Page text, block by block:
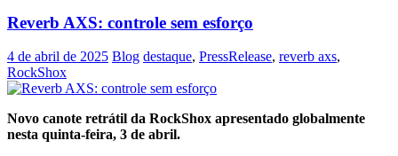
Reverb AXS: controle sem esforço
4 de abril de 2025 Blog destaque, PressRelease, reverb axs,
RockShox
Novo canote retrátil da RockShox apresentado globalmente
nesta quinta-feira, 3 de abril.